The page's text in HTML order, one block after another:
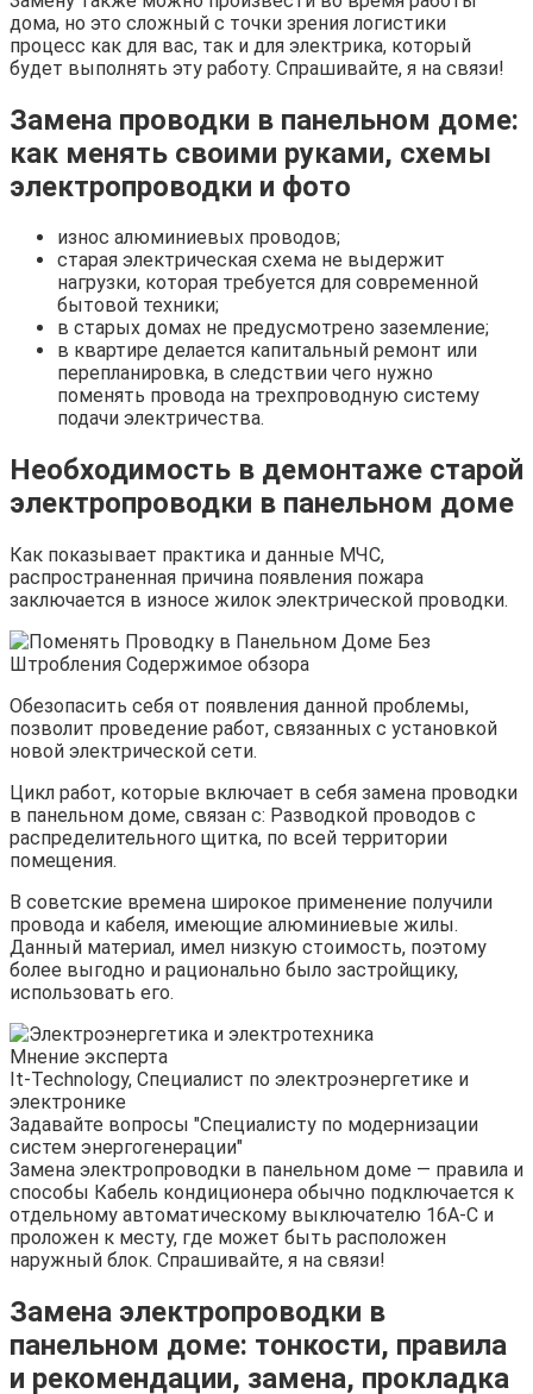
дома, но это сложный с точки зрения логистики
процесс как для вас, так и для электрика, который
будет выполнять эту работу. Спрашивайте, я на связи!
Замена проводки в панельном доме:
как менять своими руками, схемы
электропроводки и фото
износ алюминиевых проводов;
старая электрическая схема не выдержит
нагрузки, которая требуется для современной
бытовой техники;
в старых домах не предусмотрено заземление;
в квартире делается капитальный ремонт или
перепланировка, в следствии чего нужно
поменять провода на трехпроводную систему
подачи электричества.
Необходимость в демонтаже старой
электропроводки в панельном доме
Как показывает практика и данные МЧС,
распространенная причина появления пожара
заключается в износе жилок электрической проводки.
Обезопасить себя от появления данной проблемы,
позволит проведение работ, связанных с установкой
новой электрической сети.
Цикл работ, которые включает в себя замена проводки
в панельном доме, связан с: Разводкой проводов с
распределительного щитка, по всей территории
помещения.
В советские времена широкое применение получили
провода и кабеля, имеющие алюминиевые жилы.
Данный материал, имел низкую стоимость, поэтому
более выгодно и рационально было застройщику,
использовать его.
Мнение эксперта
It-Technology, Cпециалист по электроэнергетике и
электронике
Задавайте вопросы "Специалисту по модернизации
систем энергогенерации"
Замена электропроводки в панельном доме — правила и
способы Кабель кондиционера обычно подключается к
отдельному автоматическому выключателю 16A-C и
проложен к месту, где может быть расположен
наружный блок. Спрашивайте, я на связи!
Замена электропроводки в
панельном доме: тонкости, правила
и рекомендации, замена, прокладка